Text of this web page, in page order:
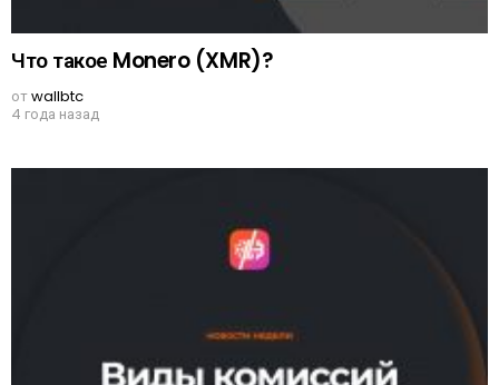
Что такое Monero (XMR)?
отwallbtc
4 года назад